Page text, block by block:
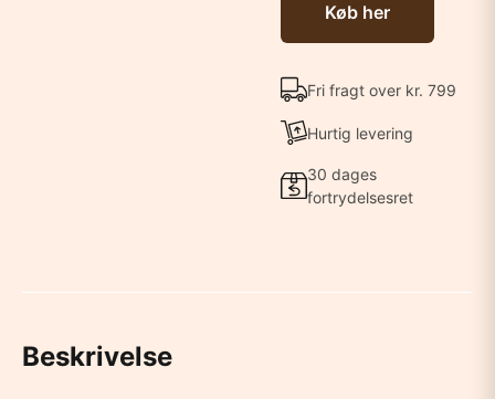
Køb her
Fri fragt over kr. 799
Hurtig levering
30 dages
fortrydelsesret
Beskrivelse